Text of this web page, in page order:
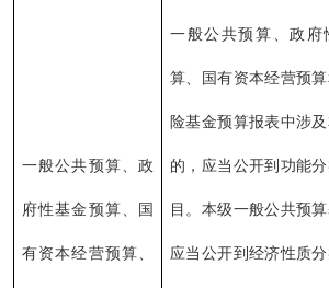
一般公共预算、政
府性基金预算、国
有资本经营预算、
一般公共预算、政府
算、国有资本经营预
险基金预算报表中涉
的，应当公开到功能
目。本级一般公共预
应当公开到经济性质